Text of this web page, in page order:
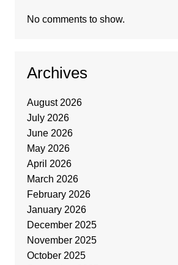
No comments to show.
Archives
August 2026
July 2026
June 2026
May 2026
April 2026
March 2026
February 2026
January 2026
December 2025
November 2025
October 2025